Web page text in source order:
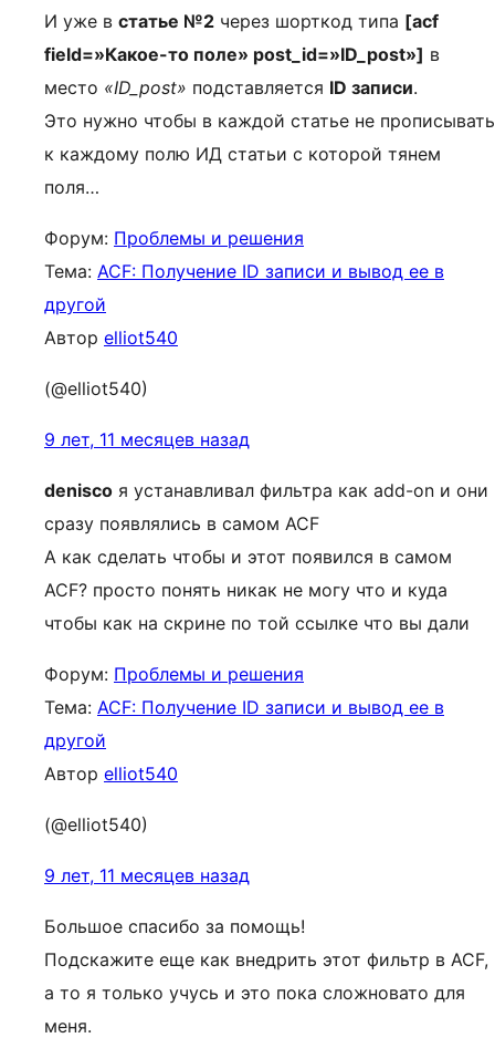
И уже в статье №2 через шорткод типа [acf
field=»Какое-то поле» post_id=»ID_post»] в
место «ID_post» подставляется ID записи.
Это нужно чтобы в каждой статье не прописывать
к каждому полю ИД статьи с которой тянем
поля…
Форум: Проблемы и решения
Тема: ACF: Получение ID записи и вывод ее в
другой
Автор elliot540
(@elliot540)
9 лет, 11 месяцев назад
denisco я устанавливал фильтра как add-on и они
сразу появлялись в самом ACF
А как сделать чтобы и этот появился в самом
ACF? просто понять никак не могу что и куда
чтобы как на скрине по той ссылке что вы дали
Форум: Проблемы и решения
Тема: ACF: Получение ID записи и вывод ее в
другой
Автор elliot540
(@elliot540)
9 лет, 11 месяцев назад
Большое спасибо за помощь!
Подскажите еще как внедрить этот фильтр в ACF,
а то я только учусь и это пока сложновато для
меня.